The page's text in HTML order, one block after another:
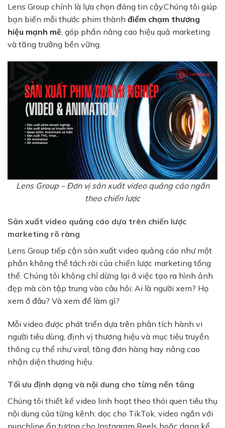
Lens Group chính là lựa chọn đáng tin cậy.Chúng tôi giúp
bạn biến mỗi thước phim thành điểm chạm thương
hiệu mạnh mẽ, góp phần nâng cao hiệu quả marketing
và tăng trưởng bền vững.
Lens Group – Đơn vị sản xuất video quảng cáo ngắn
theo chiến lược
Sản xuất video quảng cáo dựa trên chiến lược
marketing rõ ràng
Lens Group tiếp cận sản xuất video quảng cáo như một
phần không thể tách rời của chiến lược marketing tổng
thể. Chúng tôi không chỉ dừng lại ở việc tạo ra hình ảnh
đẹp mà còn tập trung vào câu hỏi: Ai là người xem? Họ
xem ở đâu? Và xem để làm gì?
Mỗi video được phát triển dựa trên phân tích hành vi
người tiêu dùng, định vị thương hiệu và mục tiêu truyền
thông cụ thể như viral, tăng đơn hàng hay nâng cao
nhận diện thương hiệu.
Tối ưu định dạng và nội dung cho từng nền tảng
Chúng tôi thiết kế video linh hoạt theo thói quen tiêu thụ
nội dung của từng kênh: dọc cho TikTok, video ngắn với